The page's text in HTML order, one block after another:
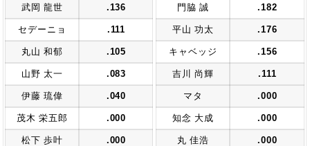
武岡 龍世 .136
セデーニョ .111
丸山 和郁 .105
山野 太一 .083
伊藤 琉偉 .040
茂木 栄五郎 .000
松下 歩叶 .000
門脇 誠 .182
平山 功太 .176
キャベッジ .156
吉川 尚輝 .111
マタ .000
知念 大成 .000
丸 佳浩 .000